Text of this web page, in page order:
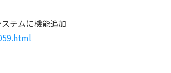
テムに機能追加